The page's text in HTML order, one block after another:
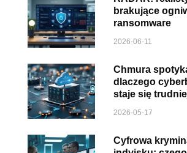
brakujące
ransomware
2026-06-11
Chmura
dlaczego
staje się
2026-05-17
Cyfrowa